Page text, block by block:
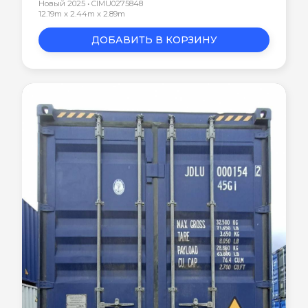
Новый 2025 • CIMU0275848
12.19m x 2.44m x 2.89m
ДОБАВИТЬ В КОРЗИНУ